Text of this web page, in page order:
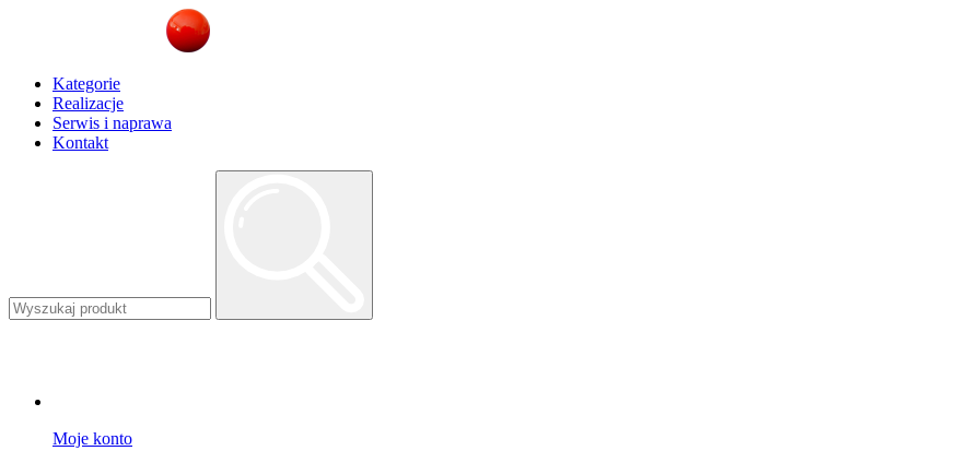
Kategorie
Realizacje
Serwis i naprawa
Kontakt
Moje konto